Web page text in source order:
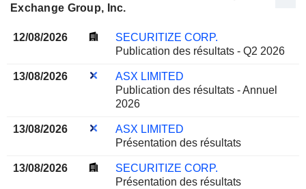
Exchange Group, Inc.
12/08/2026
SECURITIZE CORP.
Publication des résultats - Q2 2026
13/08/2026
ASX LIMITED
Publication des résultats - Annuel
2026
13/08/2026
ASX LIMITED
Présentation des résultats
13/08/2026
SECURITIZE CORP.
Présentation des résultats